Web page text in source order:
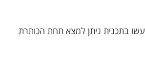
בתכנית ניתן למצא תחת הכותרת